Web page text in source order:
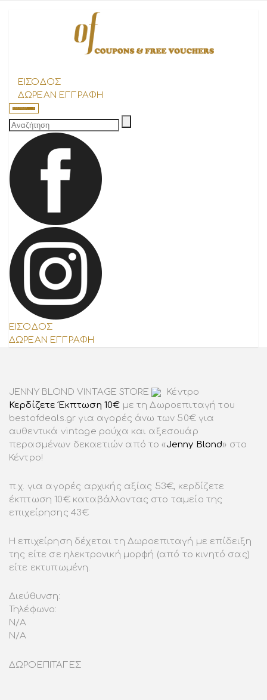
ΕΙΣΟΔΟΣ
ΔΩΡΕΑΝ ΕΓΓΡΑΦΗ
Search
for:
ΕΙΣOΔΟΣ
ΔΩΡΕΑΝ ΕΓΓΡΑΦΗ
JENNY BLOND VINTAGE STORE
Κέντρο
Κερδίζετε Έκπτωση 10€ με τη Δωροεπιταγή του
bestofdeals.gr για αγορές άνω των 50€ για
αυθεντικά vintage ρούχα και αξεσουάρ
περασμένων δεκαετιών από το «Jenny Blond» στο
Κέντρο!
π.χ. για αγορές αρχικής αξίας 53€, κερδίζετε
έκπτωση 10€ καταβάλλοντας στο ταμείο της
επιχείρησης 43€
Η επιχείρηση δέχεται τη Δωροεπιταγή με επίδειξη
της είτε σε ηλεκτρονική μορφή (από το κινητό σας)
είτε εκτυπωμένη.
Διεύθυνση:
Τηλέφωνο:
N/A
N/A
ΔΩΡΟΕΠΙΤΑΓΕΣ